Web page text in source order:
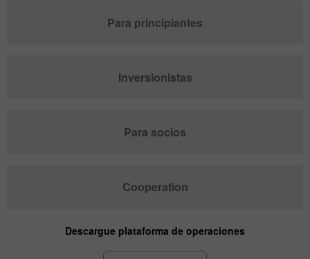
Para principiantes
Inversionistas
Para socios
Cooperation
Descargue plataforma de operaciones